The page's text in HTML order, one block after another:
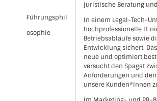
Führungsphil
osophie
juristische Beratung
In einem Legal-Tech-
hochprofessionelle IT
Betriebsabläufe sowie
Entwicklung sichert.
neue und optimiert
versucht den Spagat
Anforderungen und
unsere Kunden*Innen